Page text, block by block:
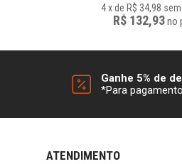
4xde R$ 34,98
R$ 132,93no
Ganhe 5% de
*Para
ATENDIMENTO